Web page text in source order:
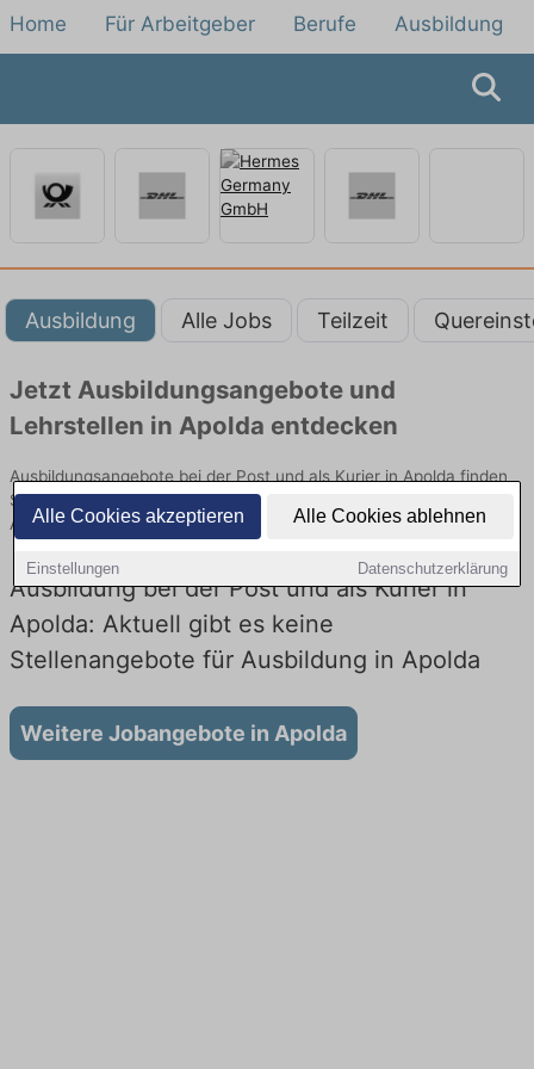
Alle Cookies akzeptieren Alle Cookies ablehnen
Einstellungen Datenschutzerklärung
Home Für Arbeitgeber Berufe Ausbildung
Ausbildung Alle Jobs Teilzeit
Jetzt Ausbildungsangebote und
Lehrstellen in Apolda entdecken
Ausbildungsangebote bei der Post und als Kurier in Apolda finden
Sie von namhaften Firmen. Entdecken Sie freie Optionen von Top-
Arbeitgebern und bewerben Sie sich noch heute.
Ausbildung bei der Post und als Kurier in
Apolda: Aktuell gibt es keine
Stellenangebote für Ausbildung in Apolda
Weitere Jobangebote in Apolda